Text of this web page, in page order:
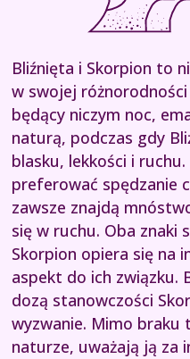
Bliźnięta i Skorpion to
w swojej różnorodności
będący niczym noc,
naturą, podczas gdy
blasku, lekkości i
preferować spędzanie
zawsze znajdą
się w ruchu. Oba znaki
Skorpion opiera się na
aspekt do ich związku.
dozą stanowczości
wyzwanie. Mimo braku
naturze, uważają ją za